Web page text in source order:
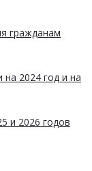
гражданам
2024 год и на
и 2026 годов